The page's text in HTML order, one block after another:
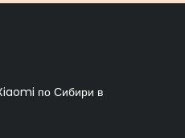
по Сибири в